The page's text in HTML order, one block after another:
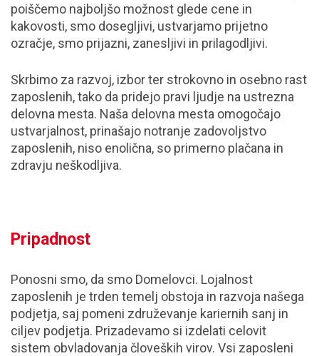
poiščemo najboljšo možnost glede cene in
kakovosti, smo dosegljivi, ustvarjamo prijetno
ozračje, smo prijazni, zanesljivi in prilagodljivi.
Skrbimo za razvoj, izbor ter strokovno in osebno rast
zaposlenih, tako da pridejo pravi ljudje na ustrezna
delovna mesta. Naša delovna mesta omogočajo
ustvarjalnost, prinašajo notranje zadovoljstvo
zaposlenih, niso enolična, so primerno plačana in
zdravju neškodljiva.
Pripadnost
Ponosni smo, da smo Domelovci. Lojalnost
zaposlenih je trden temelj obstoja in razvoja našega
podjetja, saj pomeni združevanje kariernih sanj in
ciljev podjetja. Prizadevamo si izdelati celovit
sistem obvladovanja človeških virov. Vsi zaposleni